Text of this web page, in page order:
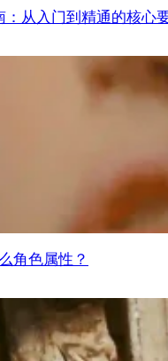
：从入门到精通的核心
角色属性？